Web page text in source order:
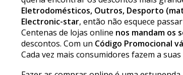
Eletrodomésticos, Outros, Desporto
Electronic-star, então não esquece
Centenas de lojas online nos mandam os
descontos. Com un Código Promocional
Cada vez mais consumidores fazem a